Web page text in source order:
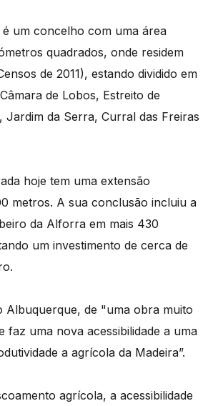
um concelho com uma área
quadrados, onde residem
de 2011), estando dividido em
de Lobos, Estreito de
Jardim da Serra, Curral das Freiras
hoje tem uma extensão
metros. A sua conclusão incluiu a
da Alforra em mais 430
um investimento de cerca de
Albuquerque, de "uma obra muito
faz uma nova acessibilidade a uma
a agrícola da Madeira”.
agrícola, a acessibilidade